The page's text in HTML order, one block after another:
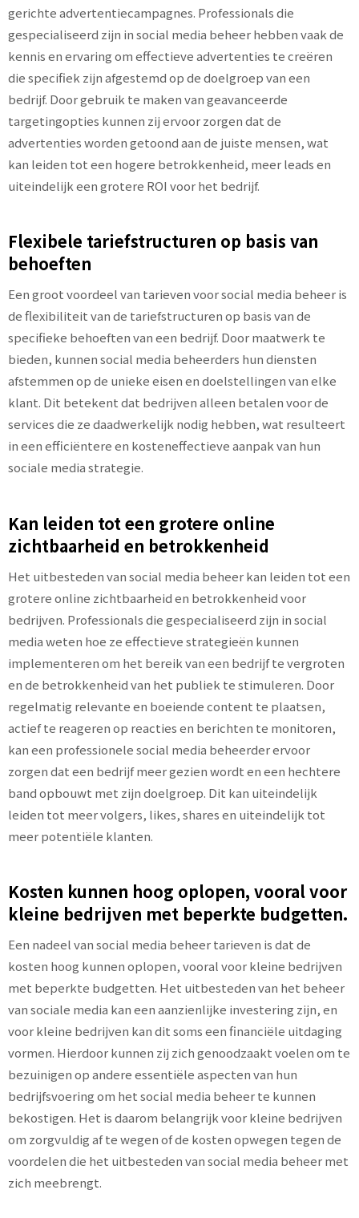
gerichte advertentiecampagnes. Professionals die
gespecialiseerd zijn in social media beheer hebben vaak de
kennis en ervaring om effectieve advertenties te creëren
die specifiek zijn afgestemd op de doelgroep van een
bedrijf. Door gebruik te maken van geavanceerde
targetingopties kunnen zij ervoor zorgen dat de
advertenties worden getoond aan de juiste mensen, wat
kan leiden tot een hogere betrokkenheid, meer leads en
uiteindelijk een grotere ROI voor het bedrijf.
Flexibele tariefstructuren op basis van
behoeften
Een groot voordeel van tarieven voor social media beheer is
de flexibiliteit van de tariefstructuren op basis van de
specifieke behoeften van een bedrijf. Door maatwerk te
bieden, kunnen social media beheerders hun diensten
afstemmen op de unieke eisen en doelstellingen van elke
klant. Dit betekent dat bedrijven alleen betalen voor de
services die ze daadwerkelijk nodig hebben, wat resulteert
in een efficiëntere en kosteneffectieve aanpak van hun
sociale media strategie.
Kan leiden tot een grotere online
zichtbaarheid en betrokkenheid
Het uitbesteden van social media beheer kan leiden tot een
grotere online zichtbaarheid en betrokkenheid voor
bedrijven. Professionals die gespecialiseerd zijn in social
media weten hoe ze effectieve strategieën kunnen
implementeren om het bereik van een bedrijf te vergroten
en de betrokkenheid van het publiek te stimuleren. Door
regelmatig relevante en boeiende content te plaatsen,
actief te reageren op reacties en berichten te monitoren,
kan een professionele social media beheerder ervoor
zorgen dat een bedrijf meer gezien wordt en een hechtere
band opbouwt met zijn doelgroep. Dit kan uiteindelijk
leiden tot meer volgers, likes, shares en uiteindelijk tot
meer potentiële klanten.
Kosten kunnen hoog oplopen, vooral voor
kleine bedrijven met beperkte budgetten.
Een nadeel van social media beheer tarieven is dat de
kosten hoog kunnen oplopen, vooral voor kleine bedrijven
met beperkte budgetten. Het uitbesteden van het beheer
van sociale media kan een aanzienlijke investering zijn, en
voor kleine bedrijven kan dit soms een financiële uitdaging
vormen. Hierdoor kunnen zij zich genoodzaakt voelen om te
bezuinigen op andere essentiële aspecten van hun
bedrijfsvoering om het social media beheer te kunnen
bekostigen. Het is daarom belangrijk voor kleine bedrijven
om zorgvuldig af te wegen of de kosten opwegen tegen de
voordelen die het uitbesteden van social media beheer met
zich meebrengt.